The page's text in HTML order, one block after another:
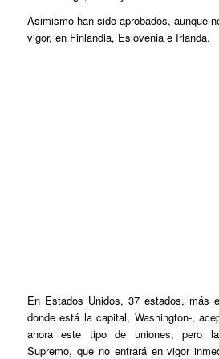
Asimismo han sido aprobados, aunque
vigor, en Finlandia, Eslovenia e Irlanda.
En Estados Unidos, 37 estados, más
donde está la capital, Washington-,
ahora este tipo de uniones, pero
Supremo, que no entrará en vigor